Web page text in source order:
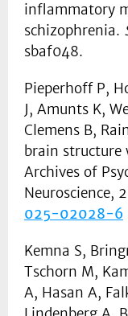
inflammatory
schizophrenia.
sbaf048.
Pieperhoff P,
J, Amunts K,
Clemens B,
brain structure
Archives of
Neuroscience,
025-02028-6
Kemna S,
Tschorn M,
A, Hasan A,